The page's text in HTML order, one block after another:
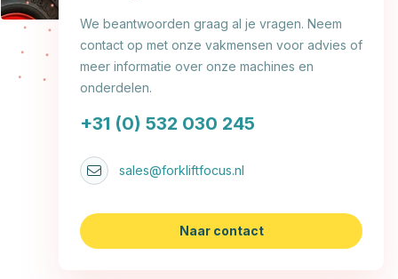
We beantwoorden graag al je vragen. Neem
contact op met onze vakmensen voor advies of
meer informatie over onze machines en
onderdelen.
+31 (0) 532 030 245
sales@forkliftfocus.nl
Naar contact